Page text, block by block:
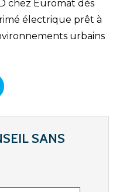
chez Euromat dès
électrique prêt à
urbains
SANS